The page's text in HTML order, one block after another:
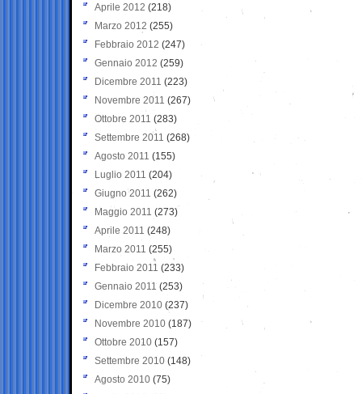
Aprile 2012 (218)
Marzo 2012 (255)
Febbraio 2012 (247)
Gennaio 2012 (259)
Dicembre 2011 (223)
Novembre 2011 (267)
Ottobre 2011 (283)
Settembre 2011 (268)
Agosto 2011 (155)
Luglio 2011 (204)
Giugno 2011 (262)
Maggio 2011 (273)
Aprile 2011 (248)
Marzo 2011 (255)
Febbraio 2011 (233)
Gennaio 2011 (253)
Dicembre 2010 (237)
Novembre 2010 (187)
Ottobre 2010 (157)
Settembre 2010 (148)
Agosto 2010 (75)